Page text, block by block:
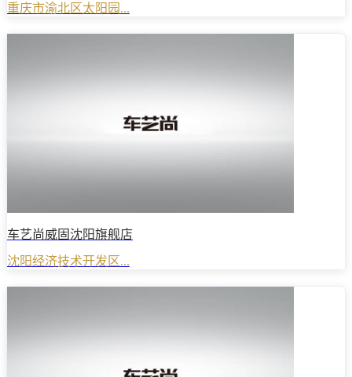
重庆市渝北区太阳园...
车艺尚威固沈阳旗舰店
沈阳经济技术开发区...